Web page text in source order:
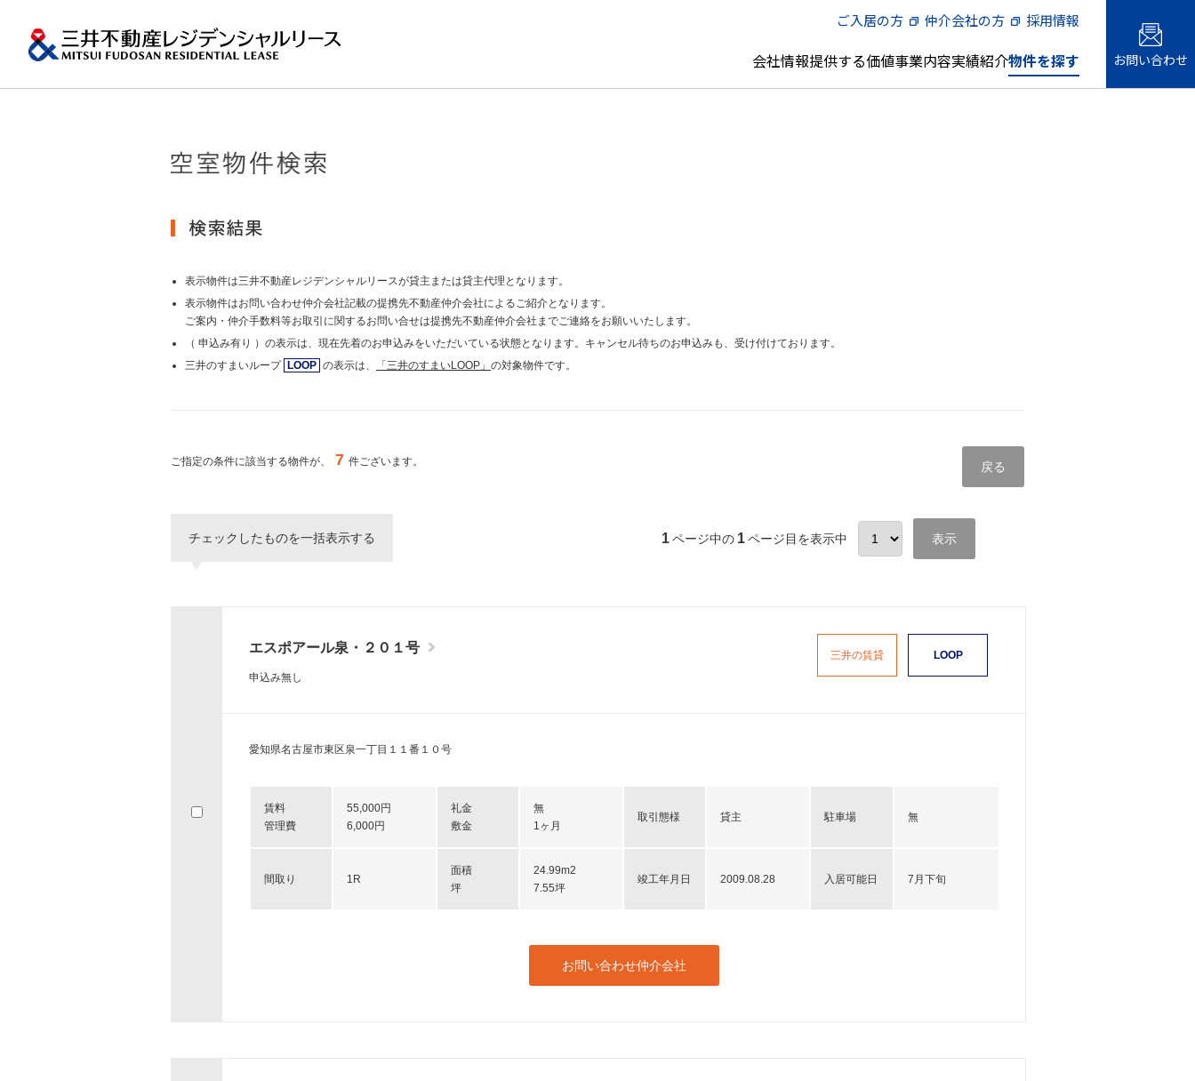
会社情報
トップメッセージ
ニュースリリース
提供する価値
提供する価値 プロパティマネジメント
事業内容
一棟マンションの賃貸運営
MFRL INSIGHTS
実績紹介
再開発・リーシング
物件を探す
物件を探す
台・札幌など）
おすすめ物件から探す
ペット可物件
三井不動産グループ企画物件（パーク
三井不動産アコモデーションファン
採用情報
ご入居の方 仲介会社の方
お問い合わせ
表示物件は三井不動産レジデンシャルリースが貸主または貸主代理となります。
表示物件はお問い合わせ仲介会社記載の提携先不動産仲介会社によるご紹介となります。
ご案内・仲介手数料等お取引に関するお問い合せは提携先不動産仲介会社までご連絡をお願いいたします。
（ 申込み有り ）の表示は、現在先着のお申込みをいただいている状態となります。キャンセル待ちのお申込みも、受け付けております。
三井のすまいループ LOOP の表示は、 「三井のすまいLOOP」 の対象物件です。
ご指定の条件に該当する物件が、 7 件ございます。 戻る
チェックしたものを一括表示する 1ページ中の 1ページ目を表示中 表示
エスポアール泉・２０１号
申込み無し
三井の賃貸 LOOP
愛知県名古屋市東区泉一丁目１１番１０号
賃料
管理費
55,000円
6,000円
礼金
敷金
無
1ヶ月
取引態様 貸主 駐車場 無
間取り 1R
面積
坪
24.99m2
7.55坪
竣工年月日 2009.08.28 入居可能日 7月下旬
お問い合わせ仲介会社